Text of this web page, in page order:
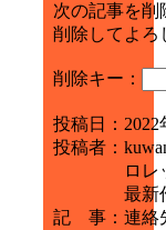
次の記事を削
削除してよろ
削除キー：
投稿日 ： 2022
投稿者 ：
記 事 ：
ロレ
最新
連絡